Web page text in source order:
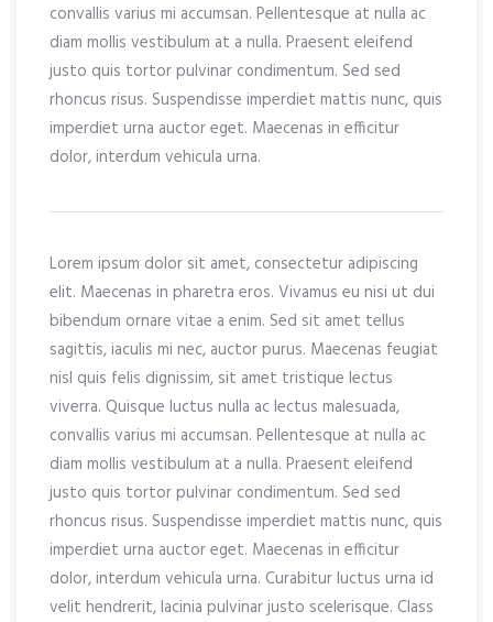
convallis varius mi accumsan. Pellentesque at nulla ac
diam mollis vestibulum at a nulla. Praesent eleifend
justo quis tortor pulvinar condimentum. Sed sed
rhoncus risus. Suspendisse imperdiet mattis nunc, quis
imperdiet urna auctor eget. Maecenas in efficitur
dolor, interdum vehicula urna.
Lorem ipsum dolor sit amet, consectetur adipiscing
elit. Maecenas in pharetra eros. Vivamus eu nisi ut dui
bibendum ornare vitae a enim. Sed sit amet tellus
sagittis, iaculis mi nec, auctor purus. Maecenas feugiat
nisl quis felis dignissim, sit amet tristique lectus
viverra. Quisque luctus nulla ac lectus malesuada,
convallis varius mi accumsan. Pellentesque at nulla ac
diam mollis vestibulum at a nulla. Praesent eleifend
justo quis tortor pulvinar condimentum. Sed sed
rhoncus risus. Suspendisse imperdiet mattis nunc, quis
imperdiet urna auctor eget. Maecenas in efficitur
dolor, interdum vehicula urna. Curabitur luctus urna id
velit hendrerit, lacinia pulvinar justo scelerisque. Class